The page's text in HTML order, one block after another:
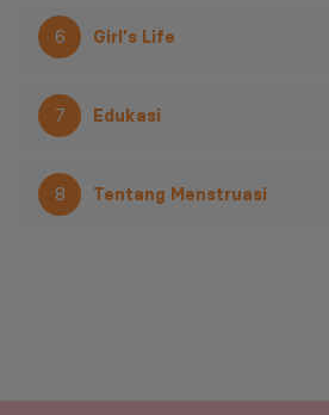
6 Girl's Life
7 Edukasi
8 Tentang Menstruasi